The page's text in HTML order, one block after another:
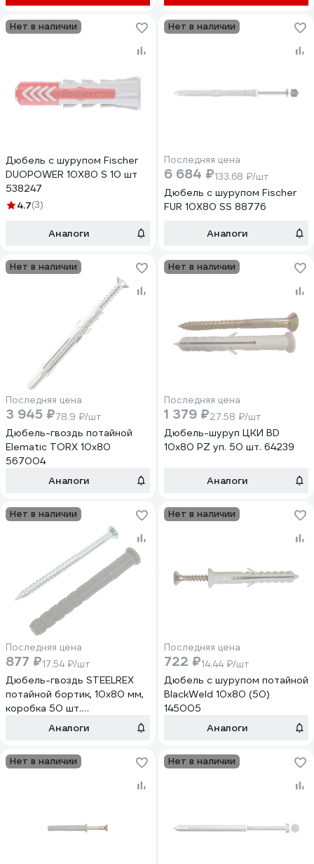
Нет в наличии
Дюбель с шурупом Fischer
DUOPOWER 10X80 S 10 шт
538247
4.7(3)
Аналоги
Нет в наличии
Последняя цена
6 684 ₽133.68 ₽/шт
Дюбель с шурупом Fischer
FUR 10X80 SS 88776
Аналоги
Нет в наличии
Последняя цена
3 945 ₽78.9 ₽/шт
Дюбель-гвоздь потайной
Elematic TORX 10x80
567004
Аналоги
Нет в наличии
Последняя цена
1 379 ₽27.58 ₽/шт
Дюбель-шуруп ЦКИ BD
10х80 PZ уп. 50 шт. 64239
Аналоги
Нет в наличии
Последняя цена
877 ₽17.54 ₽/шт
Дюбель-гвоздь STEELREX
потайной бортик, 10x80 мм,
коробка 50 шт.
0405010080B100005008
Аналоги
Нет в наличии
Последняя цена
722 ₽14.44 ₽/шт
Дюбель с шурупом потайной
BlackWeld 10x80 (50)
145005
Аналоги
Нет в наличии Нет в наличии